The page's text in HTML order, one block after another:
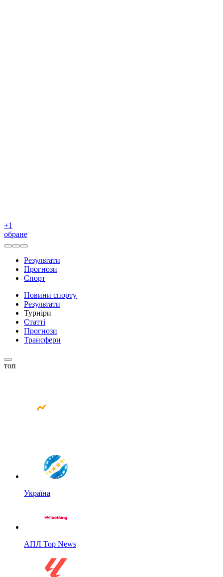
+1
обране
Результати
Прогнози
Спорт
Новини спорту
Результати
Турніри
Статті
Прогнози
Трансфери
топ
Україна
АПЛ Top News